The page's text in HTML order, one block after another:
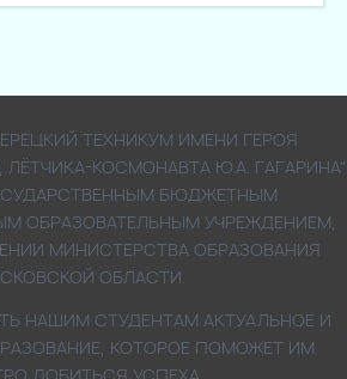
ТЕХНИКУМ ИМЕНИ ГЕРОЯ
КОСМОНАВТА Ю.А. ГАГАРИНА"
БЮДЖЕТНЫМ
ОБРАЗОВАТЕЛЬНЫМ УЧРЕЖДЕНИЕМ,
МИНИСТЕРСТВА ОБРАЗОВАНИЯ
ОБЛАСТИ.
НАШИМ СТУДЕНТАМ АКТУАЛЬНОЕ И
КОТОРОЕ ПОМОЖЕТ ИМ